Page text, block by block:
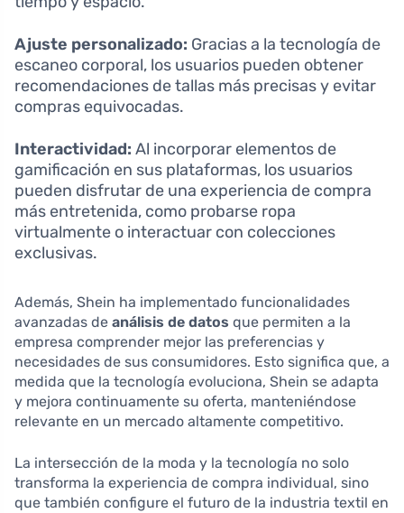
Ajuste personalizado: Gracias a la tecnología de
escaneo corporal, los usuarios pueden obtener
recomendaciones de tallas más precisas y evitar
compras equivocadas.
Interactividad: Al incorporar elementos de
gamificación en sus plataformas, los usuarios
pueden disfrutar de una experiencia de compra
más entretenida, como probarse ropa
virtualmente o interactuar con colecciones
exclusivas.
Además, Shein ha implementado funcionalidades
avanzadas de análisis de datos que permiten a la
empresa comprender mejor las preferencias y
necesidades de sus consumidores. Esto significa que, a
medida que la tecnología evoluciona, Shein se adapta
y mejora continuamente su oferta, manteniéndose
relevante en un mercado altamente competitivo.
La intersección de la moda y la tecnología no solo
transforma la experiencia de compra individual, sino
que también configure el futuro de la industria textil en